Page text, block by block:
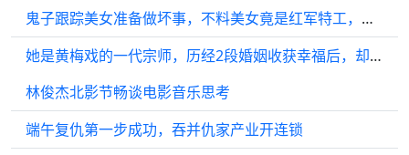
鬼子跟踪美女准备做坏事，不料美女竟是红军特工，结局真是大快人心！
她是黄梅戏的一代宗师，历经2段婚姻收获幸福后，却在38岁自杀
林俊杰北影节畅谈电影音乐思考
端午复仇第一步成功，吞并仇家产业开连锁